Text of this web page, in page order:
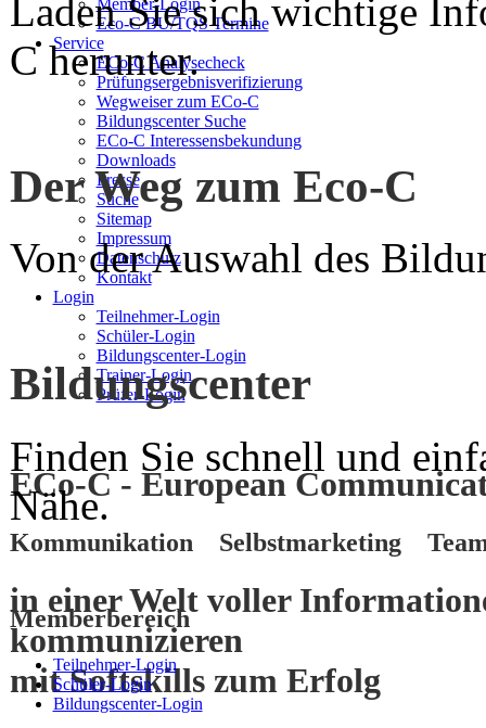
Member-Login
Eco-C BU/TQS Termine
Service
ECo-C Analysecheck
Prüfungsergebnisverifizierung
Wegweiser zum ECo-C
Bildungscenter Suche
ECo-C Interessensbekundung
Downloads
Presse
Suche
Sitemap
Impressum
Datenschutz
Kontakt
Login
Teilnehmer-Login
Schüler-Login
Bildungscenter-Login
Trainer-Login
Prüfer-Login
ECo-C - European
Kommunikation Selbstmarketing
in einer Welt voller
kommunizieren
mitSoftskillszum Erfolg
Laden Sie sich wichtige
C herunter.
Der Weg zum Eco-C
Von der Auswahl des
Bildungscenter
Finden Sie schnell und
Nähe.
Memberbereich
Teilnehmer-Login
Schüler-Login
Bildungscenter-Login